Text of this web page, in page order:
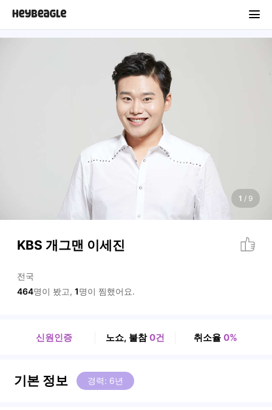
1 / 9
KBS 개그맨 이세진
전국
464명이 봤고, 1명이 찜했어요.
신원인증 노쇼, 불참0건 취소율0%
기본 정보 경력: 6년